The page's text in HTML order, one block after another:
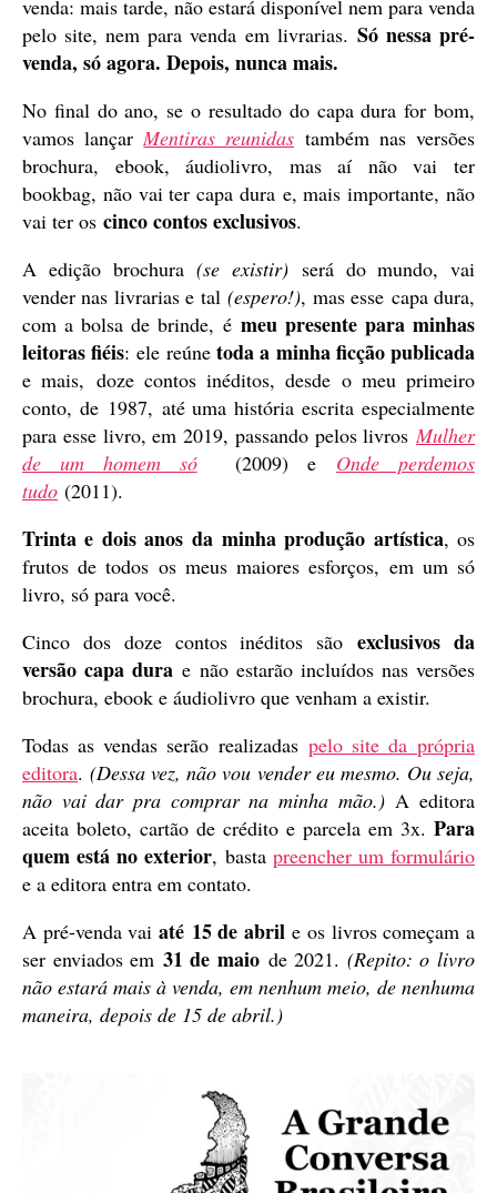
venda: mais tarde, não estará disponível nem para venda
pelo site, nem para venda em livrarias. Só nessa pré-
venda, só agora. Depois, nunca mais.
No final do ano, se o resultado do capa dura for bom,
vamos lançar Mentiras reunidas também nas versões
brochura, ebook, áudiolivro, mas aí não vai ter
bookbag, não vai ter capa dura e, mais importante, não
vai ter os cinco contos exclusivos.
A edição brochura(se existir) será do mundo, vai
vender nas livrarias e tal (espero!), mas esse capa dura,
com a bolsa de brinde, é meu presente para minhas
leitoras fiéis: ele reúne toda a minha ficção publicada
e mais, doze contos inéditos, desde o meu primeiro
conto, de 1987, até uma história escrita especialmente
para esse livro, em 2019, passando pelos livros Mulher
de um homem só(2009) e
Onde perdemos
tudo (2011).
Trinta e dois anos da minha produção artística, os
frutos de todos os meus maiores esforços, em um só
livro, só para você.
Cinco dos doze contos inéditos sãoexclusivos da
versão capa dura e não estarão incluídos nas versões
brochura, ebook e áudiolivro que venham a existir.
Todas as vendas serão realizadas pelo site da própria
editora.(Dessa vez, não vou vender eu mesmo. Ou seja,
não vai dar pra comprar na minha mão.) A editora
aceita boleto, cartão de crédito e parcela em 3x. Para
quem está no exterior, basta preencher um formulário
e a editora entra em contato.
A pré-venda vai até 15 de abril e os livros começam a
ser enviados em 31 de maio de 2021. (Repito: o livro
não estará mais à venda, em nenhum meio, de nenhuma
maneira, depois de 15 de abril.)